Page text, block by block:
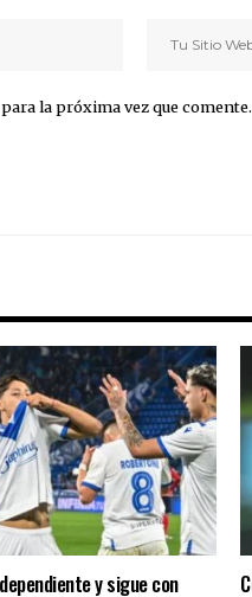
la próxima vez que comente.
y sigue con